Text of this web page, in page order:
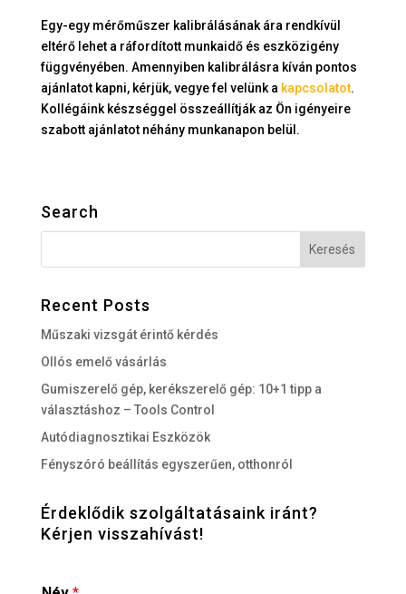
Egy-egy mérőműszer kalibrálásának ára rendkívül
eltérő lehet a ráfordított munkaidő és eszközigény
függvényében. Amennyiben kalibrálásra kíván pontos
ajánlatot kapni, kérjük, vegye fel velünk a kapcsolatot.
Kollégáink készséggel összeállítják az Ön igényeire
szabott ajánlatot néhány munkanapon belül.
Search
Recent Posts
Műszaki vizsgát érintő kérdés
Ollós emelő vásárlás
Gumiszerelő gép, kerékszerelő gép: 10+1 tipp a
választáshoz – Tools Control
Autódiagnosztikai Eszközök
Fényszóró beállítás egyszerűen, otthonról
Érdeklődik szolgáltatásaink iránt?
Kérjen visszahívást!